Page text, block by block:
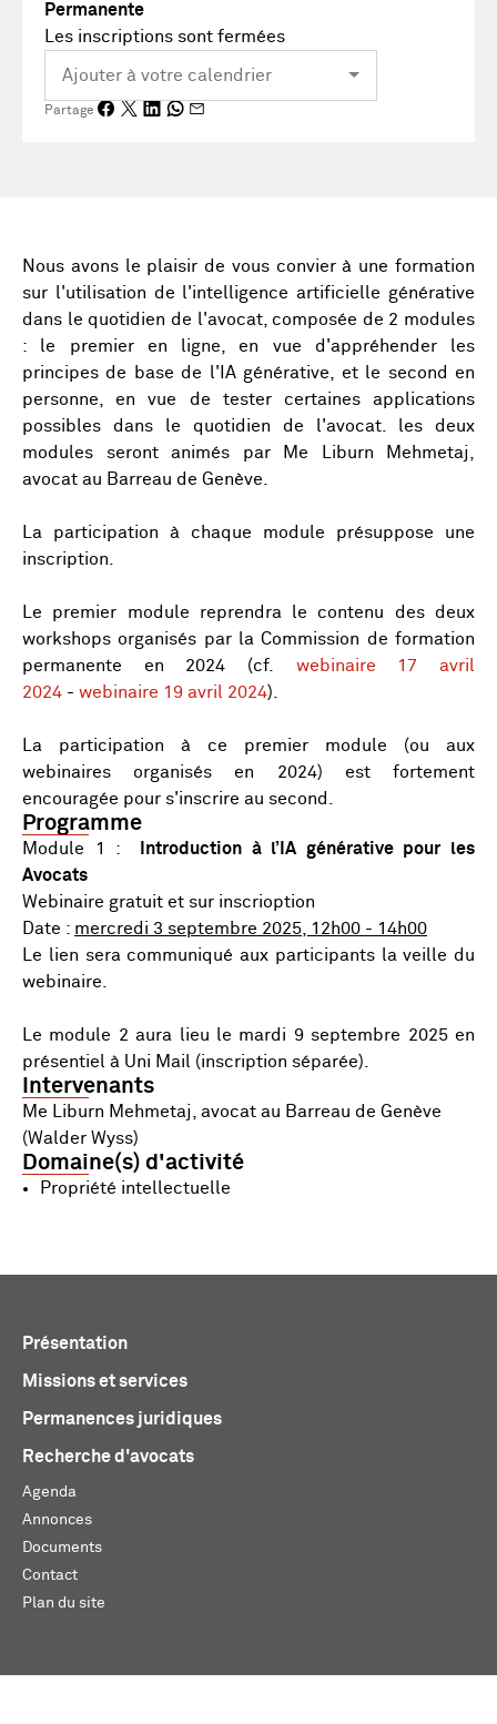
Permanente
Les inscriptions sont fermées
Partage
Nous avons le plaisir de vous convier à une formation
sur l'utilisation de l'intelligence artificielle générative
dans le quotidien de l'avocat, composée de 2 modules
: le premier en ligne, en vue d'appréhender les
principes de base de l'IA générative, et le second en
personne, en vue de tester certaines applications
possibles dans le quotidien de l'avocat. les deux
modules seront animés par Me Liburn Mehmetaj,
avocat au Barreau de Genève.
La participation à chaque module présuppose une
inscription.
Le premier module reprendra le contenu des deux
workshops organisés par la Commission de formation
permanente en 2024 (cf. webinaire 17 avril
2024 - webinaire 19 avril 2024).
La participation à ce premier module (ou aux
webinaires organisés en 2024) est fortement
encouragée pour s'inscrire au second.
Programme
Module 1 : Introduction à l’IA générative pour les
Avocats
Webinaire gratuit et sur inscrioption
Date : mercredi 3 septembre 2025, 12h00 - 14h00
Le lien sera communiqué aux participants la veille du
webinaire.
Le module 2 aura lieu le mardi 9 septembre 2025 en
présentiel à Uni Mail (inscription séparée).
Intervenants
Me Liburn Mehmetaj, avocat au Barreau de Genève
(Walder Wyss)
Domaine(s) d'activité
Propriété intellectuelle
Présentation
Missions et services
Permanences juridiques
Recherche d'avocats
Agenda
Annonces
Documents
Contact
Plan du site